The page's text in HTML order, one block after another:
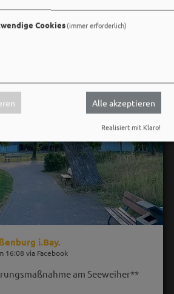
i.Bay.
16:08 via Facebook
am Seeweiher**
Cookies(immer erforderlich)
Alle akzeptieren
Realisiert mit Klaro!